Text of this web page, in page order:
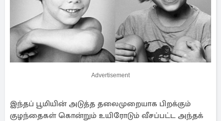
Advertisement
இந்தப் பூமியின் அடுத்த தலைமுறையாக பிறக்கும்
குழந்தைகள் கொன்றும் உயிரோடும் வீசப்பட்ட அந்தக்